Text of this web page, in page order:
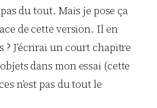
du tout. Mais je pose ça
de cette version. Il en
? J’écrirai un court chapitre
dans mon essai (cette
n’est pas du tout le